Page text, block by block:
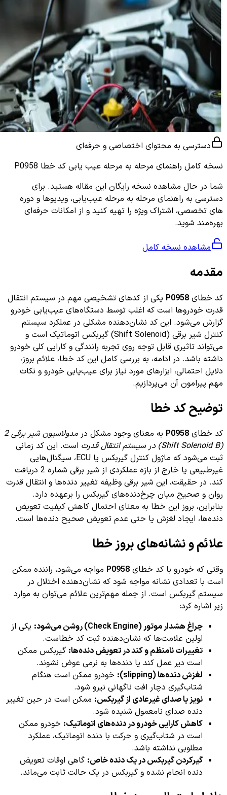
دسترسی به محتوای اختصاصی و حرفه‌ای
نسخه کامل راهنمای مرحله به مرحله عیب یابی کد خطا P0958
شما در حال مشاهده نسخه رایگان این مقاله هستید. برای
دسترسی به راهنمای مرحله به مرحله عیب‌یابی، ویدیوها و دوره
های تخصصی، اشتراک ویژه را تهیه کنید و از امکانات حرفه‌ای
بهره‌مند شوید.
مشاهده نسخه کامل
مقدمه
کد خطای P0958 یکی از کدهای تشخیصی مهم در سیستم انتقال
قدرت خودروها است که اغلب توسط دستگاه‌های عیب‌یابی خودرو
گزارش می‌شود. این کد نشان‌دهنده مشکلی در عملکرد سیستم
کنترل شیر برقی (Shift Solenoid) گیربکس اتوماتیک است و
می‌تواند تاثیری قابل توجه روی تجربه رانندگی و کارایی کلی خودرو
داشته باشد. در ادامه، به بررسی کامل این کد خطا، علائم بروز،
دلایل احتمالی، ابزارهای مورد نیاز برای عیب‌یابی خودرو و نکات
مهم پیرامون آن می‌پردازیم.
توضیح کد خطا
کد خطای P0958 به معنای وجود مشکل در
مدولاسیون شیر برقی 2
(Shift Solenoid B) در سیستم انتقال قدرت
است. این کد زمانی
ثبت می‌شود که ماژول کنترل گیربکس یا ECU، سیگنال‌هایی
غیرطبیعی یا خارج از بازه عملکردی از شیر برقی شماره 2 دریافت
کند. در حقیقت، این شیر برقی وظیفه تغییر دنده‌ها و انتقال قدرت
روان و صحیح میان چرخ‌دنده‌های گیربکس را برعهده دارد.
بنابراین، بروز این خطا به معنای احتمال کاهش کیفیت تعویض
دنده‌ها، ایجاد لغزش یا حتی عدم تعویض صحیح دنده‌ها است.
علائم و نشانه‌های بروز خطا
وقتی که خودرو با کد خطای P0958 مواجه می‌شود، راننده ممکن
است با تعدادی نشانه مواجه شود که نشان‌دهنده اختلال در
سیستم گیربکس است. از جمله مهم‌ترین علائم می‌توان به موارد
زیر اشاره کرد:
چراغ هشدار موتور (Check Engine) روشن می‌شود:
یکی از
اولین علامت‌ها که نشان‌دهنده ثبت کد خطاست.
تغییرات نامنظم و کند در تعویض دنده‌ها: گیربکس ممکن
است دیر عمل کند یا دنده‌ها به نرمی عوض نشوند.
لغزش دنده‌ها (slipping):
خودرو ممکن است هنگام
شتاب‌گیری دچار افت ناگهانی نیرو شود.
نویز یا صدای غیرعادی از گیربکس: ممکن است در حین تغییر
دنده صدای نامعمول شنیده شود.
کاهش کارایی خودرو در دنده‌های اتوماتیک: خودرو ممکن
است در شتاب‌گیری و حرکت با دنده اتوماتیک، عملکرد
مطلوبی نداشته باشد.
گیرکردن گیربکس در یک دنده خاص: گاهی اوقات تعویض
دنده انجام نشده و گیربکس در یک حالت ثابت می‌ماند.